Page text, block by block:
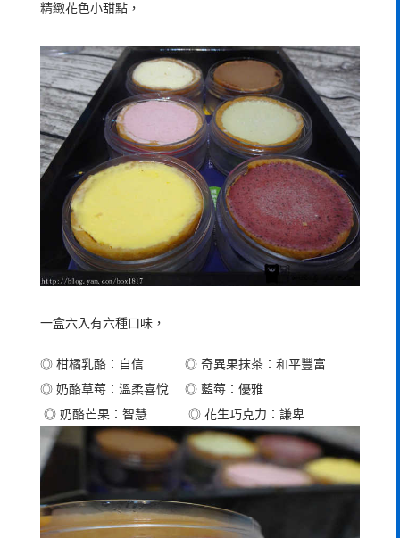
精緻花色小甜點，
一盒六入有六種口味，
◎ 柑橘乳酪：自信 ◎ 奇異果抹茶：和平豐富
◎ 奶酪草莓：溫柔喜悅 ◎ 藍莓：優雅
◎ 奶酪芒果：智慧 ◎ 花生巧克力：謙卑